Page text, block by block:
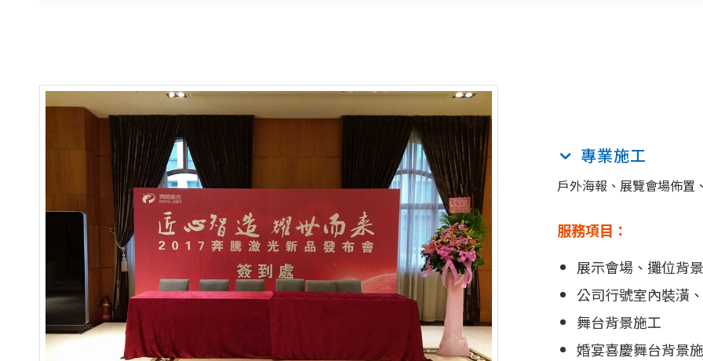
專業施工
戶外海報、展覽會場佈置
服務項目：
展示會場、攤位背
公司行號室內裝潢
舞台背景施工
婚宴喜慶舞台背景